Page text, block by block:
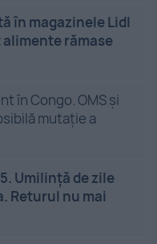
în magazinele Lidl
rămase
în Congo. OMS și
mutație a
Umilință de zile
Returul nu mai